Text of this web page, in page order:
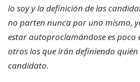
lo soy y la definición de las
no parten nunca por uno mismo,
estar autoproclamándose es poco
otros los que irán definiendo
candidato.